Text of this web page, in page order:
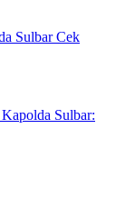
Sulbar Cek
Sulbar: